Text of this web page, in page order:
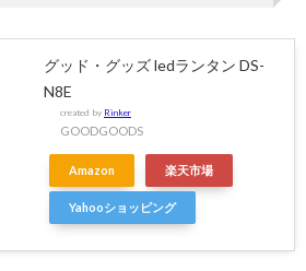
グッド・グッズ ledランタン DS-
N8E
created by Rinker
GOODGOODS
Amazon 楽天市場
Yahooショッピング